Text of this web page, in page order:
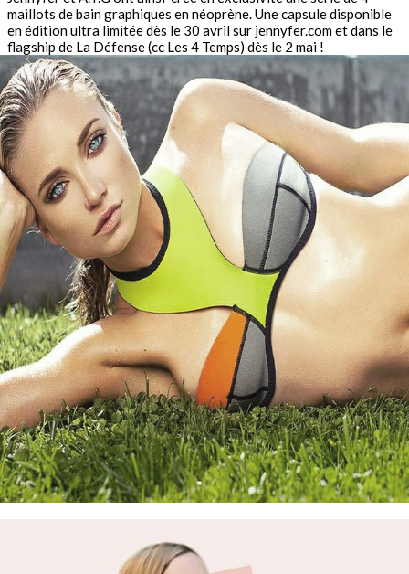
maillots de bain graphiques en néoprène. Une capsule disponible
en édition ultra limitée dès le 30 avril sur jennyfer.com et dans le
flagship de La Défense (cc Les 4 Temps) dès le 2 mai !